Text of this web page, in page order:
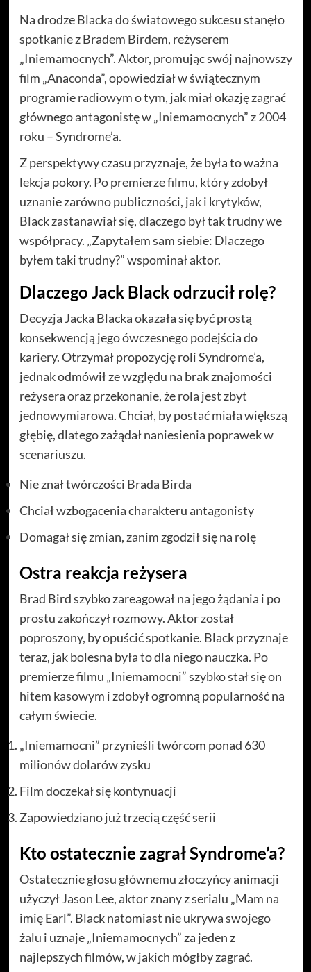
Na drodze Blacka do światowego sukcesu stanęło
spotkanie z Bradem Birdem, reżyserem
„Iniemamocnych”. Aktor, promując swój najnowszy
film „Anaconda”, opowiedział w świątecznym
programie radiowym o tym, jak miał okazję zagrać
głównego antagonistę w „Iniemamocnych” z 2004
roku – Syndrome’a.
Z perspektywy czasu przyznaje, że była to ważna
lekcja pokory. Po premierze filmu, który zdobył
uznanie zarówno publiczności, jak i krytyków,
Black zastanawiał się, dlaczego był tak trudny we
współpracy. „Zapytałem sam siebie: Dlaczego
byłem taki trudny?” wspominał aktor.
Dlaczego Jack Black odrzucił rolę?
Decyzja Jacka Blacka okazała się być prostą
konsekwencją jego ówczesnego podejścia do
kariery. Otrzymał propozycję roli Syndrome’a,
jednak odmówił ze względu na brak znajomości
reżysera oraz przekonanie, że rola jest zbyt
jednowymiarowa. Chciał, by postać miała większą
głębię, dlatego zażądał naniesienia poprawek w
scenariuszu.
Nie znał twórczości Brada Birda
Chciał wzbogacenia charakteru antagonisty
Domagał się zmian, zanim zgodził się na rolę
Ostra reakcja reżysera
Brad Bird szybko zareagował na jego żądania i po
prostu zakończył rozmowy. Aktor został
poproszony, by opuścić spotkanie. Black przyznaje
teraz, jak bolesna była to dla niego nauczka. Po
premierze filmu „Iniemamocni” szybko stał się on
hitem kasowym i zdobył ogromną popularność na
całym świecie.
„Iniemamocni” przynieśli twórcom ponad 630
milionów dolarów zysku
Film doczekał się kontynuacji
Zapowiedziano już trzecią część serii
Kto ostatecznie zagrał Syndrome’a?
Ostatecznie głosu głównemu złoczyńcy animacji
użyczył Jason Lee, aktor znany z serialu „Mam na
imię Earl”. Black natomiast nie ukrywa swojego
żalu i uznaje „Iniemamocnych” za jeden z
najlepszych filmów, w jakich mógłby zagrać.